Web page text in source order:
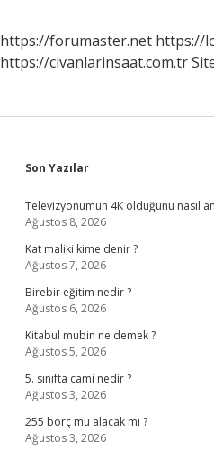
https://forumaster.net https://
https://civanlarinsaat.com.tr
Sidebar
Son Yazılar
Televizyonumun 4K olduğunu nasıl
Ağustos 8, 2026
Kat maliki kime denir ?
Ağustos 7, 2026
Birebir eğitim nedir ?
Ağustos 6, 2026
Kitabul mubin ne demek ?
Ağustos 5, 2026
5. sınıfta cami nedir ?
Ağustos 3, 2026
255 borç mu alacak mı ?
Ağustos 3, 2026